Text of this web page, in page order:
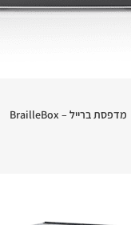
מדפסת ברייל – BrailleBox